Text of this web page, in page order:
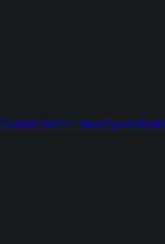
HomeLiveTV ShowSportsKids